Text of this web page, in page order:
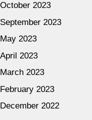
October 2023
September 2023
May 2023
April 2023
March 2023
February 2023
December 2022